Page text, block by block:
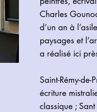
Charles
d’un an à
paysages et
a réalisé ici
Saint-Rémy-de-
écriture
classique ;